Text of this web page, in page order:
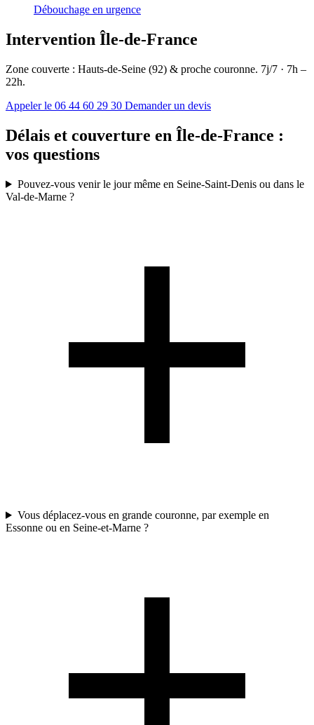
Débouchage en urgence
Intervention Île-de-France
Zone couverte : Hauts-de-Seine (92) & proche couronne. 7j/7 · 7h –
22h.
Appeler le 06 44 60 29 30 Demander un devis
Délais et couverture en Île-de-France :
vos questions
Pouvez-vous venir le jour même en Seine-Saint-Denis ou dans le
Val-de-Marne ?
Vous déplacez-vous en grande couronne, par exemple en
Essonne ou en Seine-et-Marne ?